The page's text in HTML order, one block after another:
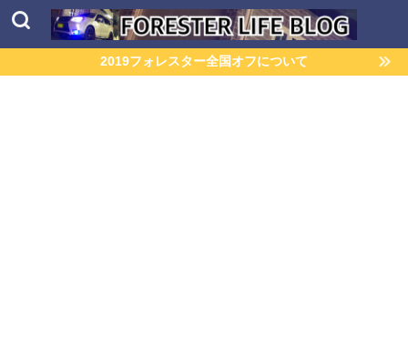
2019フォレスター全国オフについて